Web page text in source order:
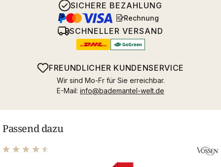
SICHERE BEZAHLUNG
Rechnung
SCHNELLER VERSAND
FREUNDLICHER KUNDENSERVICE
Wir sind Mo-Fr für Sie erreichbar.
E-Mail: info@bademantel-welt.de
Passend dazu
Durchschnittliche Bewertung von 4.42 von 5 Sternen